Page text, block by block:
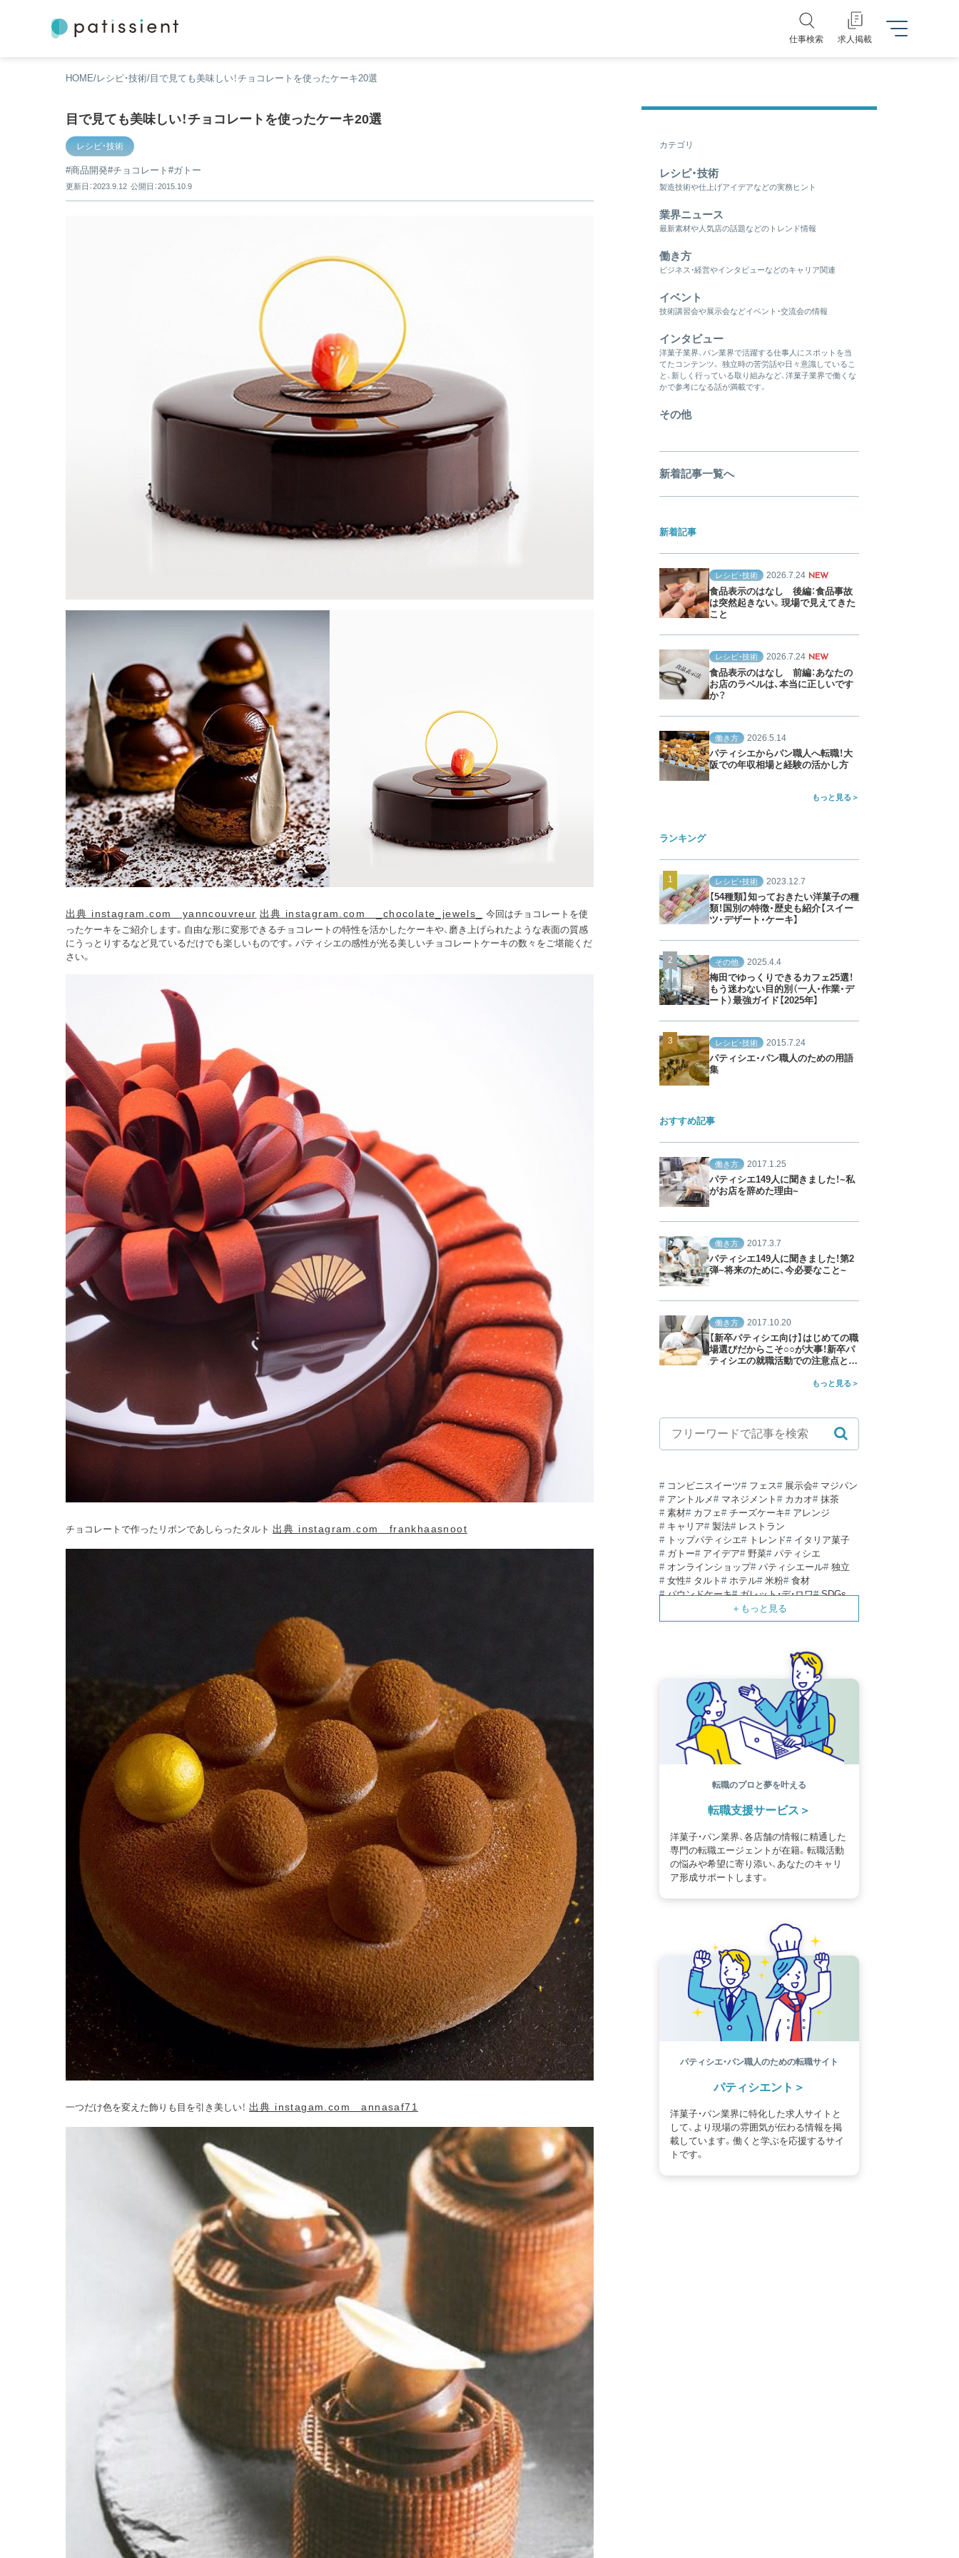
仕事検索 求人掲載
HOME レシピ・技術 目で見ても美味しい！チョコレートを使ったケーキ20選
目で見ても美味しい！チョコレートを使ったケーキ20選
レシピ・技術
商品開発 チョコレート ガトー
更新日：2023.9.12 公開日：2015.10.9
出典 instagram.com yanncouvreur 出典 instagram.com _chocolate_jewels_
今回はチョコレートを使
ったケーキをご紹介します。自由な形に変形できるチョコレートの特性を活かしたケーキや、磨き上げられたような表面の質感
にうっとりするなど見ているだけでも楽しいものです。パティシエの感性が光る美しいチョコレートケーキの数々をご堪能くだ
さい。
チョコレートで作ったリボンであしらったタルト 出典 instagram.com frankhaasnoot
一つだけ色を変えた飾りも目を引き美しい！ 出典 instagam.com annasaf71
カテゴリ
レシピ・技術
製造技術や仕上げアイデアなどの実務ヒント
業界ニュース
最新素材や人気店の話題などのトレンド情報
働き方
ビジネス・経営やインタビューなどのキャリア関連
イベント
技術講習会や展示会などイベント・交流会の情報
インタビュー
洋菓子業界、パン業界で活躍する仕事人にスポットを当
てたコンテンツ。 独立時の苦労話や日々意識しているこ
と、新しく行っている取り組みなど、洋菓子業界で働くな
かで参考になる話が満載です。
その他
新着記事一覧へ
新着記事
レシピ・技術 2026.7.24 NEW
食品表示のはなし 後編：食品事故
は突然起きない。現場で見えてきた
こと
レシピ・技術 2026.7.24 NEW
食品表示のはなし 前編：あなたの
お店のラベルは、本当に正しいです
か？
働き方 2026.5.14
パティシエからパン職人へ転職！大
阪での年収相場と経験の活かし方
もっと見る
ランキング
レシピ・技術 2023.12.7
【54種類】知っておきたい洋菓子の種
類！国別の特徴・歴史も紹介【スイー
ツ・デザート・ケーキ】
その他 2025.4.4
梅田でゆっくりできるカフェ25選！
もう迷わない目的別（一人・作業・デ
ート）最強ガイド【2025年】
レシピ・技術 2015.7.24
パティシエ・パン職人のための用語
集
おすすめ記事
働き方 2017.1.25
パティシエ149人に聞きました！~私
がお店を辞めた理由~
働き方 2017.3.7
パティシエ149人に聞きました！第2
弾~将来のために、今必要なこと~
働き方 2017.10.20
【新卒パティシエ向け】はじめての職
場選びだからこそ○○が大事！新卒パ
ティシエの就職活動での注意点と
もっと見る
コンビニスイーツ フェス 展示会
マジパン
アントルメ
マネジメント カカオ
抹茶
素材
カフェ チーズケーキ
アレンジ
キャリア
製法
レストラン
トップパティシエ
トレンド
イタリア菓子
ガトー
アイデア 野菜
パティシエ
オンラインショップ
パティシエール
独立
女性
タルト ホテル 米粉
食材
パウンドケーキ
ガレット・デ・ロワ
SDGs
モンブラン
書籍紹介
基礎知識
海外 イースター
フルーツ
コンテスト
販売促進
就職活動
スイーツ
IT 業界事情
講習会
潜入レポート
クリスマス
新人パティシエ
インタビュー
アンケート
働き方
フリーランス
専門店 コロナ対策
デザイン
ウェデイングケーキ
バレンタイン
ショコラティエ
アジア
ベーカリー
ワークライフバランス
生菓子
オーブン担当
チョコレート
身体のケア
転職のプロと夢を叶える
転職支援サービス
洋菓子・パン業界、各店舗の情報に精通した
専門の転職エージェントが在籍。転職活動
の悩みや希望に寄り添い、あなたのキャリ
ア形成サポートします。
パティシエ・パン職人のための転職サイト
パティシエント
洋菓子・パン業界に特化した求人サイトと
して、より現場の雰囲気が伝わる情報を掲
載しています。働くと学ぶを応援するサイ
トです。